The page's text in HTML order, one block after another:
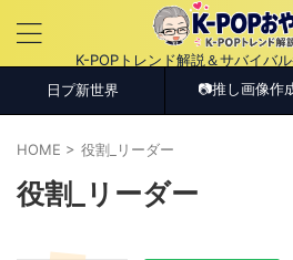
K-POPトレンド解説＆サバイバ
日プ新世界 📷推し画像作
HOME > 役割_リーダー
役割_リーダー